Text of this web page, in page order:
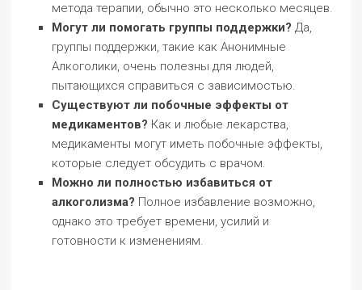
метода терапии, обычно это несколько месяцев.
Могут ли помогать группы поддержки? Да,
группы поддержки, такие как Анонимные
Алкоголики, очень полезны для людей,
пытающихся справиться с зависимостью.
Существуют ли побочные эффекты от
медикаментов? Как и любые лекарства,
медикаменты могут иметь побочные эффекты,
которые следует обсудить с врачом.
Можно ли полностью избавиться от
алкоголизма? Полное избавление возможно,
однако это требует времени, усилий и
готовности к изменениям.